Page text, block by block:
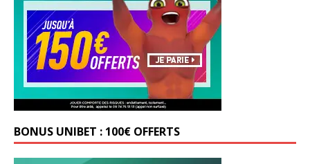
BONUS UNIBET : 100€ OFFERTS